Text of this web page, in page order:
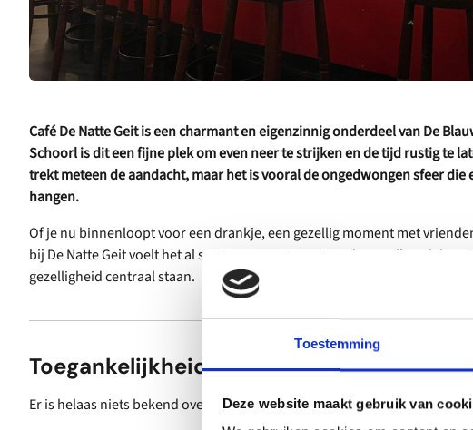
Toestemming
Deze website maakt gebruik van
Café De Natte Geit is een charmant en eigenzinnig onderdeel van De
Schoorl is dit een fijne plek om even neer te strijken en de tijd rustig te
trekt meteen de aandacht, maar het is vooral de ongedwongen sfeer
hangen.
Of je nu binnenloopt voor een drankje, een gezellig moment met
bij De Natte Geit voelt het al snel vertrouwd. Een laagdrempelige plek
gezelligheid centraal staan.
Toegankelijkheid
Er is helaas niets bekend over de toegankelijkheid.